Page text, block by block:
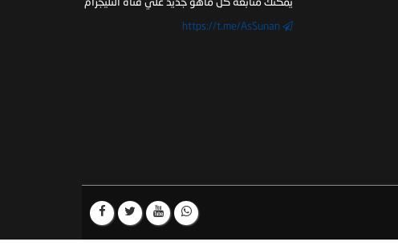
يمكنك متابعه كل ماهو جديد علي قناه التليجرام
https://t.me/AsSunan